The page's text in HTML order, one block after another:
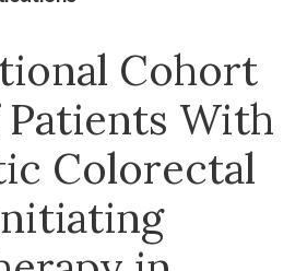
Cohort
With
Colorectal